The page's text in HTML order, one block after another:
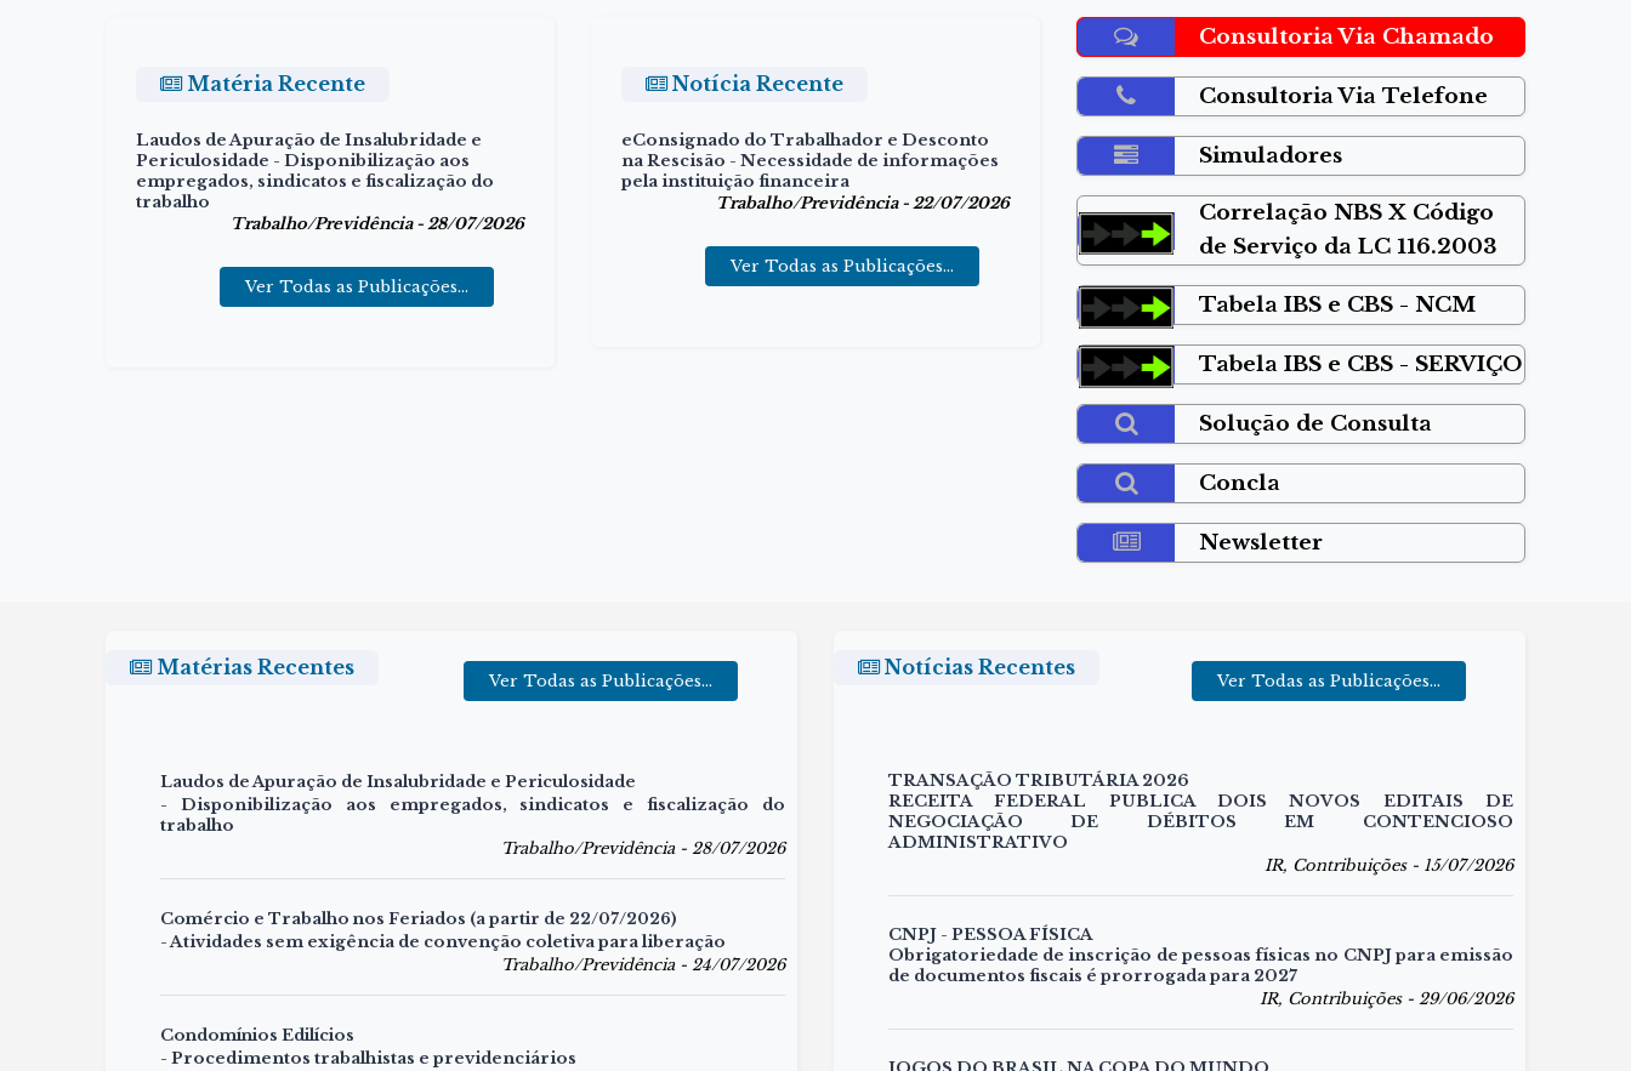
Matéria Recente
Laudos de Apuração de Insalubridade e
Periculosidade - Disponibilização aos
empregados, sindicatos e fiscalização do
trabalho
Trabalho/Previdência - 28/07/2026
Ver Todas as Publicações...
Notícia Recente
eConsignado do Trabalhador e Desconto
na Rescisão - Necessidade de informações
pela instituição financeira
Trabalho/Previdência - 22/07/2026
Ver Todas as Publicações...
Consultoria Via Chamado
Consultoria Via Telefone
Simuladores
Correlação NBS X Código
de Serviço da LC 116.2003
Tabela IBS e CBS - NCM
Tabela IBS e CBS - SERVIÇO
Solução de Consulta
Concla
Newsletter
Matérias Recentes
Ver Todas as Publicações...
Laudos de Apuração de Insalubridade e Periculosidade
- Disponibilização aos empregados, sindicatos e fiscalização do
trabalho
Trabalho/Previdência - 28/07/2026
Comércio e Trabalho nos Feriados (a partir de 22/07/2026)
- Atividades sem exigência de convenção coletiva para liberação
Trabalho/Previdência - 24/07/2026
Condomínios Edilícios
- Procedimentos trabalhistas e previdenciários
Notícias Recentes
Ver Todas as Publicações...
TRANSAÇÃO TRIBUTÁRIA 2026
RECEITA FEDERAL PUBLICA DOIS NOVOS EDITAIS DE
NEGOCIAÇÃO DE DÉBITOS EM CONTENCIOSO
ADMINISTRATIVO
IR, Contribuições - 15/07/2026
CNPJ - PESSOA FÍSICA
Obrigatoriedade de inscrição de pessoas físicas no CNPJ para emissão
de documentos fiscais é prorrogada para 2027
IR, Contribuições - 29/06/2026